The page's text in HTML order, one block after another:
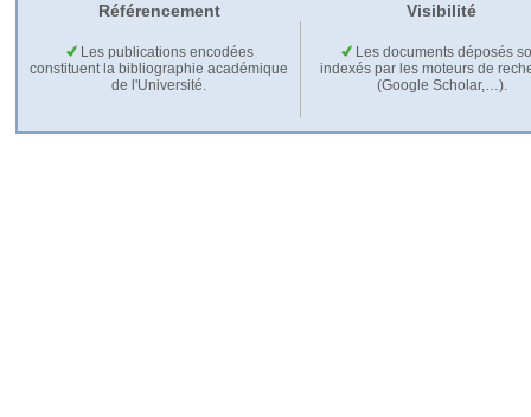
Référencement Visibilité
Les publications encodées
constituent la bibliographie académique
de l'Université.
Les documents déposés
indexés par les moteurs de
(Google Scholar,…).